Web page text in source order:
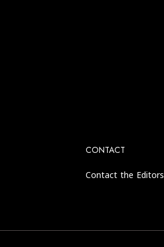
CONTACT
Contact the Editors